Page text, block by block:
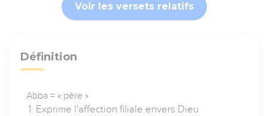
Voir les versets relatifs
Définition
Abba = « père »
Exprime l'affection filiale envers Dieu